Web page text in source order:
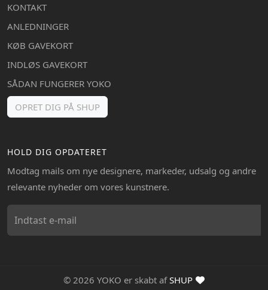
KONTAKT
ANLEDNINGER
KØB GAVEKORT
INDLØS GAVEKORT
SÅDAN FUNGERER YOKO
OPRET DIG PÅ SHUP
HOLD DIG OPDATERET
Modtag mails om nye designere, markeder, udsalg og andre
relevante nyheder om vores kunstnere.
© 2026 YOKO er skabt afSHUP